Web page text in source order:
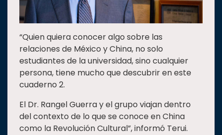
“Quien quiera conocer algo sobre las
relaciones de México y China, no solo
estudiantes de la universidad, sino cualquier
persona, tiene mucho que descubrir en este
cuaderno 2.
El Dr. Rangel Guerra y el grupo viajan dentro
del contexto de lo que se conoce en China
como la Revolución Cultural”, informó Terui.